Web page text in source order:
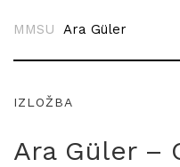
MMSU Ara Güler
IZLOŽBA
Ara Güler –